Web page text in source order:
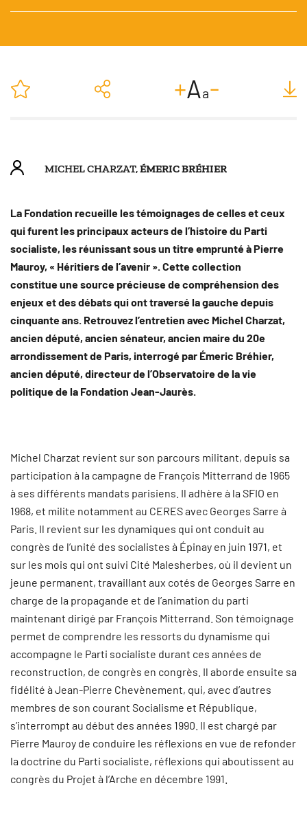
+Aa-
MICHEL CHARZAT,ÉMERIC BRÉHIER
La Fondation recueille les témoignages de celles et ceux
qui furent les principaux acteurs de l’histoire du Parti
socialiste, les réunissant sous un titre emprunté à Pierre
Mauroy, « Héritiers de l’avenir ». Cette collection
constitue une source précieuse de compréhension des
enjeux et des débats qui ont traversé la gauche depuis
cinquante ans. Retrouvez l’entretien avec Michel Charzat,
ancien député, ancien sénateur, ancien maire du 20e
arrondissement de Paris, interrogé par Émeric Bréhier,
ancien député, directeur de l’Observatoire de la vie
politique de la Fondation Jean-Jaurès.
Michel Charzat revient sur son parcours militant, depuis sa
participation à la campagne de François Mitterrand de 1965
à ses différents mandats parisiens. Il adhère à la SFIO en
1968, et milite notamment au CERES avec Georges Sarre à
Paris. Il revient sur les dynamiques qui ont conduit au
congrès de l’unité des socialistes à Épinay en juin 1971, et
sur les mois qui ont suivi Cité Malesherbes, où il devient un
jeune permanent, travaillant aux cotés de Georges Sarre en
charge de la propagande et de l’animation du parti
maintenant dirigé par François Mitterrand. Son témoignage
permet de comprendre les ressorts du dynamisme qui
accompagne le Parti socialiste durant ces années de
reconstruction, de congrès en congrès. Il aborde ensuite sa
fidélité à Jean-Pierre Chevènement, qui, avec d’autres
membres de son courant Socialisme et République,
s’interrompt au début des années 1990. Il est chargé par
Pierre Mauroy de conduire les réflexions en vue de refonder
la doctrine du Parti socialiste, réflexions qui aboutissent au
congrès du Projet à l’Arche en décembre 1991.